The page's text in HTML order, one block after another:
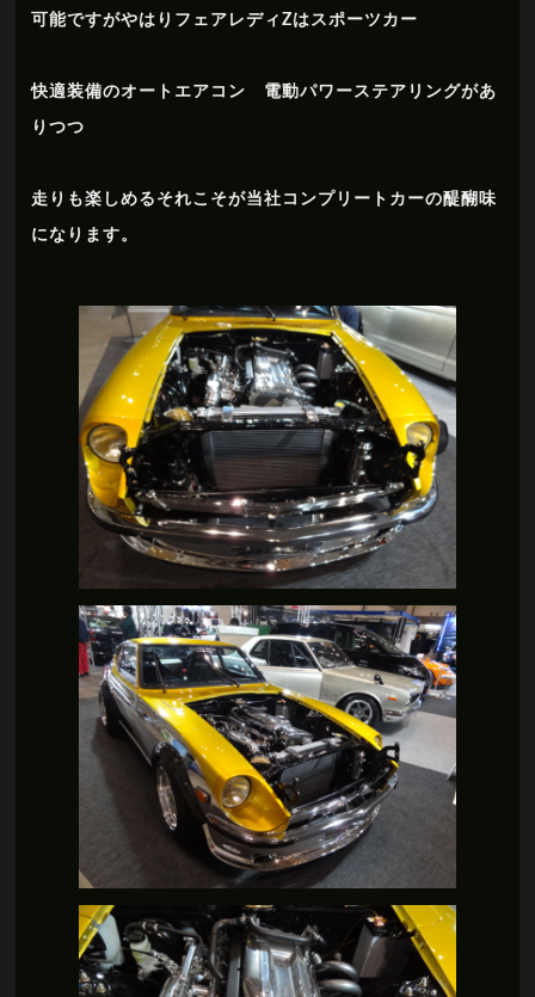
可能ですがやはりフェアレディZはスポーツカー
快適装備のオートエアコン 電動パワーステアリングがあ
りつつ
走りも楽しめるそれこそが当社コンプリートカーの醍醐味
になります。